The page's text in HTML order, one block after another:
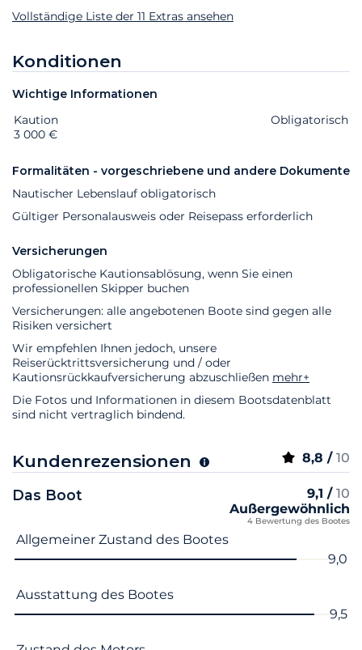
Vollständige Liste der 11 Extras ansehen
Konditionen
Wichtige Informationen
Extras Status
Kaution
Obligatorisch
3 000 €
Formalitäten - vorgeschriebene und andere Dokumente
Nautischer Lebenslauf obligatorisch
Gültiger Personalausweis oder Reisepass erforderlich
Versicherungen
Obligatorische Kautionsablösung, wenn Sie einen
professionellen Skipper buchen
Versicherungen: alle angebotenen Boote sind gegen alle
Risiken versichert
Wir empfehlen Ihnen jedoch, unsere
Reiserücktrittsversicherung und / oder
Kautionsrückkaufversicherung abzuschließen mehr+
Die Fotos und Informationen in diesem Bootsdatenblatt
sind nicht vertraglich bindend.
Kundenrezensionen 8,8 / 10
Das Boot 9,1 / 10
Außergewöhnlich
4 Bewertung des Bootes
Name des Kriteriums Note
Allgemeiner Zustand des Bootes
9,0
Ausstattung des Bootes
9,5